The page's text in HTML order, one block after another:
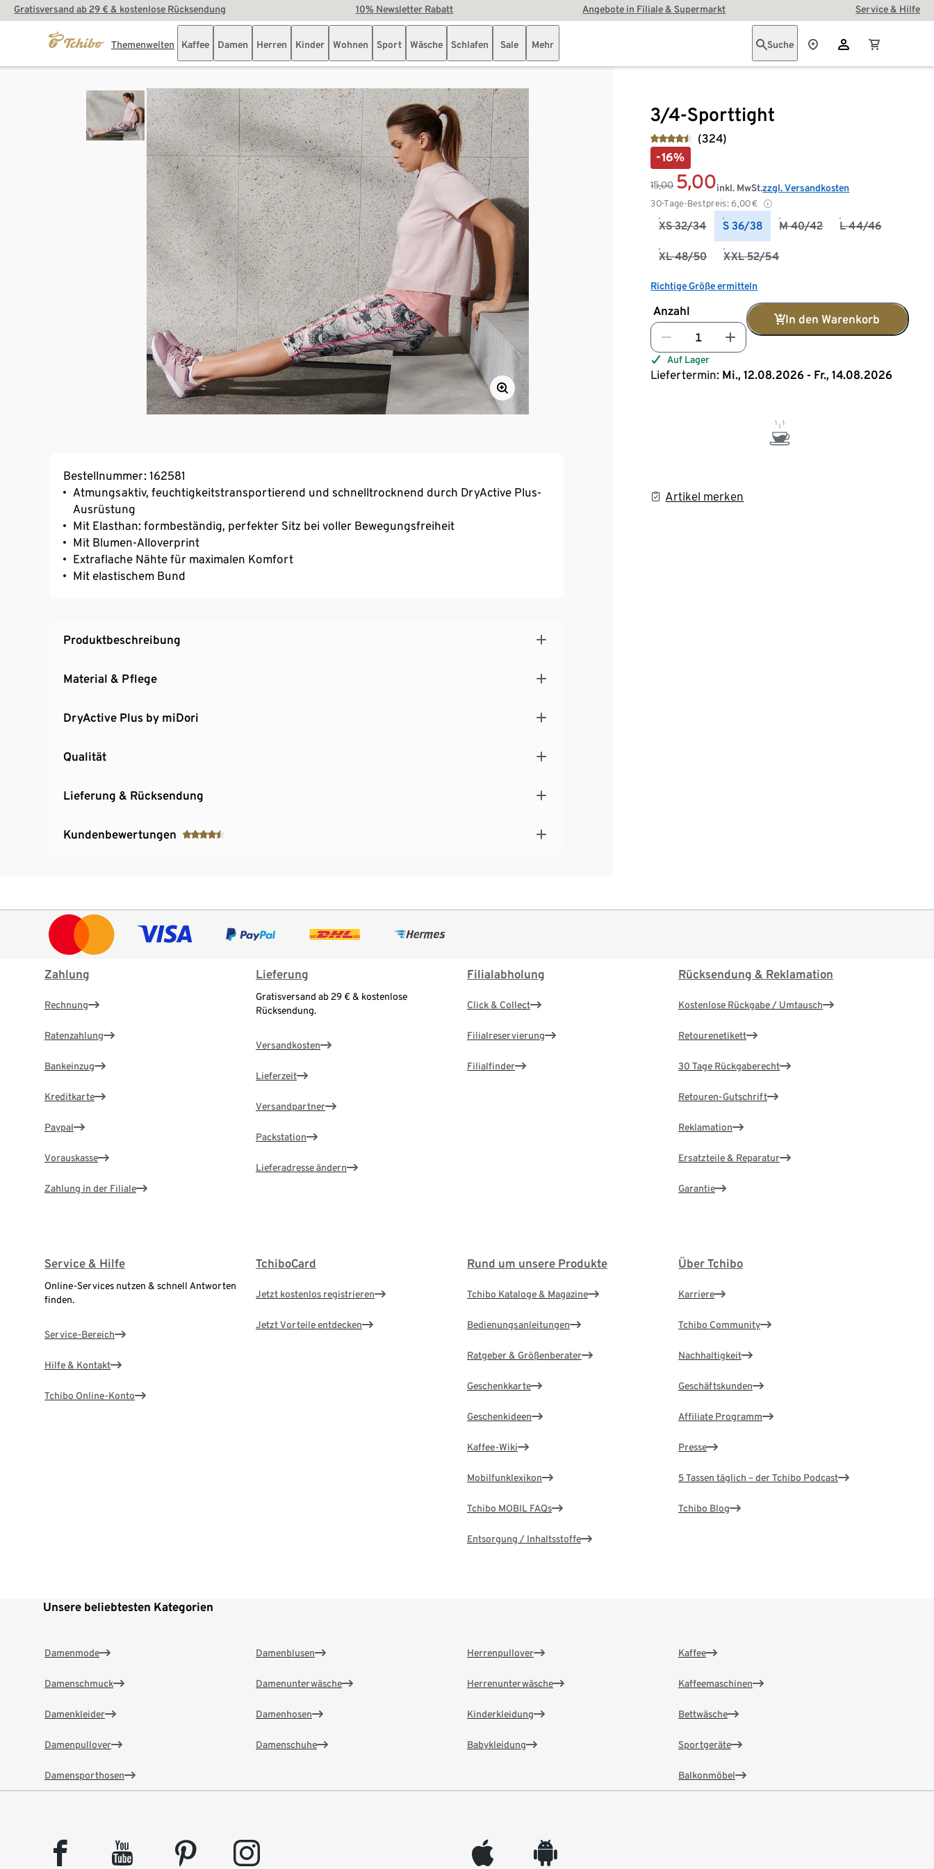
Gratisversand ab 29 € & kostenlose Rücksendung 10% Newsletter Rabatt Angebote in Filiale & Supermarkt Service & Hilfe
Themenwelten Kaffee Damen Herren Kinder Wohnen Sport Wäsche Schlafen Sale Mehr Suche
3/4-Sporttight
(324)
-16%
15,00 5,00
30-Tage-Bestpreis: 6,00€
inkl. MwSt.zzgl. Versandkosten
XS 32/34 S 36/38 M 40/42 L 44/46
XL 48/50 XXL 52/54
Richtige Größe ermitteln
Anzahl
In den Warenkorb
Auf Lager
Liefertermin: Mi., 12.08.2026 - Fr., 14.08.2026
Artikel merken
Bestellnummer: 162581
Atmungsaktiv, feuchtigkeitstransportierend und schnelltrocknend durch DryActive Plus-
Ausrüstung
Mit Elasthan: formbeständig, perfekter Sitz bei voller Bewegungsfreiheit
Mit Blumen-Alloverprint
Extraflache Nähte für maximalen Komfort
Mit elastischem Bund
Produktbeschreibung
Material & Pflege
DryActive Plus by miDori
Qualität
Lieferung & Rücksendung
Kundenbewertungen
Zahlung
Rechnung
Ratenzahlung
Bankeinzug
Kreditkarte
Paypal
Vorauskasse
Zahlung in der Filiale
Lieferung
Gratisversand ab 29 € & kostenlose
Rücksendung.
Versandkosten
Lieferzeit
Versandpartner
Packstation
Lieferadresse ändern
Filialabholung
Click & Collect
Filialreservierung
Filialfinder
Rücksendung & Reklamation
Kostenlose Rückgabe / Umtausch
Retourenetikett
30 Tage Rückgaberecht
Retouren-Gutschrift
Reklamation
Ersatzteile & Reparatur
Garantie
Service & Hilfe
Online-Services nutzen & schnell Antworten
finden.
Service-Bereich
Hilfe & Kontakt
Tchibo Online-Konto
TchiboCard
Jetzt kostenlos registrieren
Jetzt Vorteile entdecken
Rund um unsere Produkte
Tchibo Kataloge & Magazine
Bedienungsanleitungen
Ratgeber & Größenberater
Geschenkkarte
Geschenkideen
Kaffee-Wiki
Mobilfunklexikon
Tchibo MOBIL FAQs
Entsorgung / Inhaltsstoffe
Über Tchibo
Karriere
Tchibo Community
Nachhaltigkeit
Geschäftskunden
Affiliate Programm
Presse
5 Tassen täglich – der Tchibo Podcast
Tchibo Blog
Unsere beliebtesten Kategorien
Damenmode
Damenschmuck
Damenkleider
Damenpullover
Damensporthosen
Damenblusen
Damenunterwäsche
Damenhosen
Damenschuhe
Herrenpullover
Herrenunterwäsche
Kinderkleidung
Babykleidung
Kaffee
Kaffeemaschinen
Bettwäsche
Sportgeräte
Balkonmöbel
facebook youtube pinterest instagram appleinc android